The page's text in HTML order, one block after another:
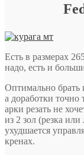
Есть в размерах
надо, есть и
Оптимально брать
а доработки
арки резать не
из 2 зол (резка
ухудшается
кренах.